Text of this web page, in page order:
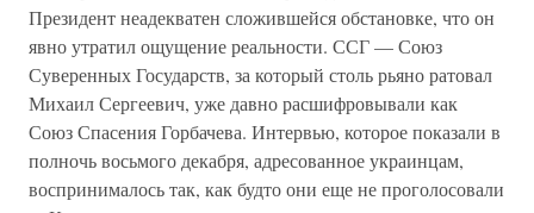
Президент неадекватен сложившейся обстановке, что он
явно утратил ощущение реальности. ССГ — Союз
Суверенных Государств, за который столь рьяно ратовал
Михаил Сергеевич, уже давно расшифровывали как
Союз Спасения Горбачева. Интервью, которое показали в
полночь восьмого декабря, адресованное украинцам,
воспринималось так, как будто они еще не проголосовали